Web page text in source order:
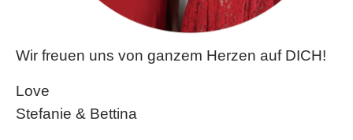
Wir freuen uns von ganzem Herzen auf DICH!
Love
Stefanie & Bettina